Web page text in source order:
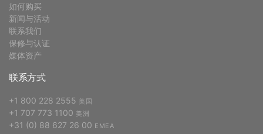
如何购买
新闻与活动
联系我们
保修与认证
媒体资产
联系方式
+1 800 228 2555 美国
+1 707 773 1100 美洲
+31 (0) 88 627 26 00 EMEA